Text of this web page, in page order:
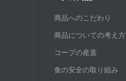
商品へのこだわり
商品についての考え方
コープの産直
食の安全の取り組み